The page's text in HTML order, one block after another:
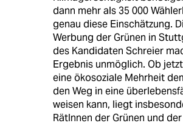
dann mehr als 35 000
genau diese Einschätzung.
Werbung der Grünen in
des Kandidaten Schreier
Ergebnis unmöglich. Ob
eine ökosoziale Mehrheit
den Weg in eine
weisen kann, liegt
RätInnen der Grünen und der